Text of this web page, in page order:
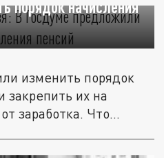
порядок начисления
изменить порядок
закрепить их на
заработка. Что...